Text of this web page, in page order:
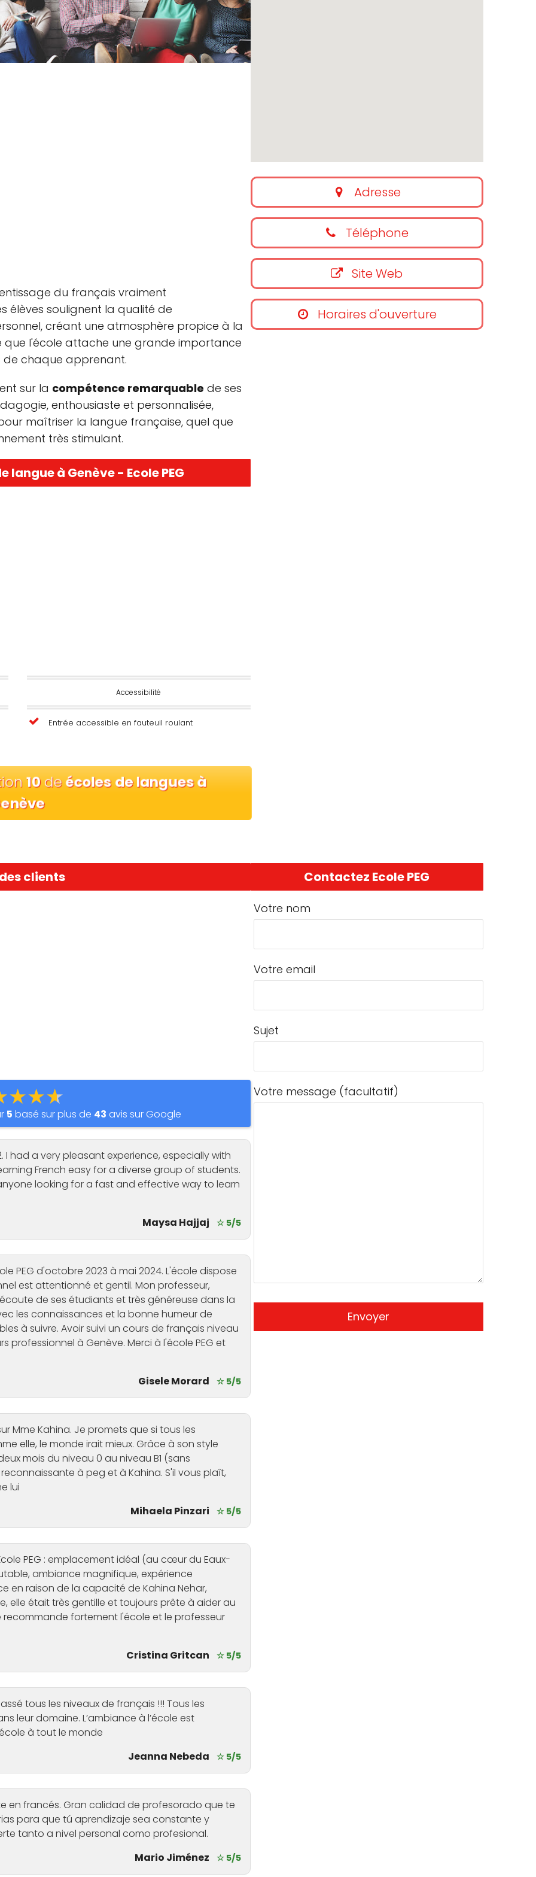
du français vraiment
élèves soulignent la qualité de
créant une atmosphère propice à la
que l'école attache une grande importance
chaque apprenant.
sur la compétence remarquable de ses
enthousiaste et personnalisée,
maîtriser la langue française, quel que
très stimulant.
à Genève - Ecole PEG
Accessibilité
Entrée accessible en fauteuil roulant
10deécoles de langues à
Adresse
Téléphone
Site Web
Horaires d'ouverture
clients
5 basé sur plus de 43 avis sur Google
I had a very pleasant experience, especially with
French easy for a diverse group of students.
looking for a fast and effective way to learn
Maysa Hajjaj ☆ 5/5
PEG d'octobre 2023 à mai 2024. L'école dispose
est attentionné et gentil. Mon professeur,
de ses étudiants et très généreuse dans la
les connaissances et la bonne humeur de
à suivre. Avoir suivi un cours de français niveau
professionnel à Genève. Merci à l'école PEG et
Gisele Morard ☆ 5/5
Mme Kahina. Je promets que si tous les
elle, le monde irait mieux. Grâce à son style
mois du niveau 0 au niveau B1 (sans
à peg et à Kahina. S'il vous plaît,
lui
Mihaela Pinzari
☆ 5/5
PEG : emplacement idéal (au cœur du Eaux-
ambiance magnifique, expérience
en raison de la capacité de Kahina Nehar,
était très gentille et toujours prête à aider au
fortement l'école et le professeur
Cristina Gritcan ☆ 5/5
tous les niveaux de français !!! Tous les
leur domaine. L’ambiance à l’école est
à tout le monde
Jeanna Nebeda
☆ 5/5
en francés. Gran calidad de profesorado que te
para que tú aprendizaje sea constante y
tanto a nivel personal como profesional.
Mario Jiménez
☆ 5/5
Contactez Ecole PEG
Votre nom
Votre email
Sujet
Votre message (facultatif)